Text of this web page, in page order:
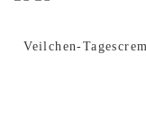
Veilchen-